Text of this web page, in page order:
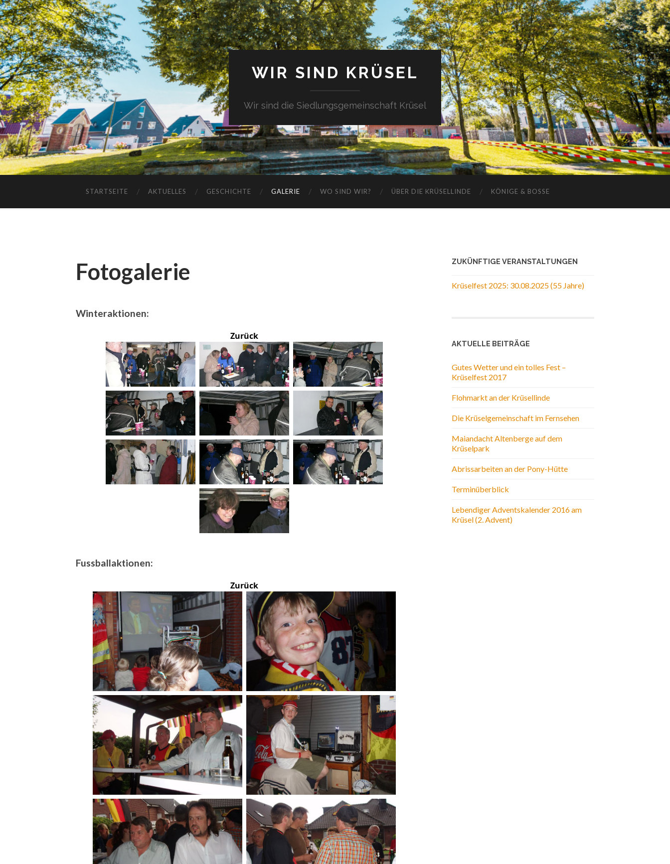
WIR SIND KRÜSEL
Wir sind die Siedlungsgemeinschaft Krüsel
STARTSEITE AKTUELLES GESCHICHTE GALERIE WO SIND WIR? ÜBER DIE KRÜSELLINDE KÖNIGE & BOSSE
Fotogalerie
Winteraktionen:
Zurück
Fussballaktionen:
Zurück
ZUKÜNFTIGE VERANSTALTUNGEN
Krüselfest 2025: 30.08.2025 (55 Jahre)
AKTUELLE BEITRÄGE
Gutes Wetter und ein tolles Fest –
Krüselfest 2017
Flohmarkt an der Krüsellinde
Die Krüselgemeinschaft im Fernsehen
Maiandacht Altenberge auf dem
Krüselpark
Abrissarbeiten an der Pony-Hütte
Terminüberblick
Lebendiger Adventskalender 2016 am
Krüsel (2. Advent)